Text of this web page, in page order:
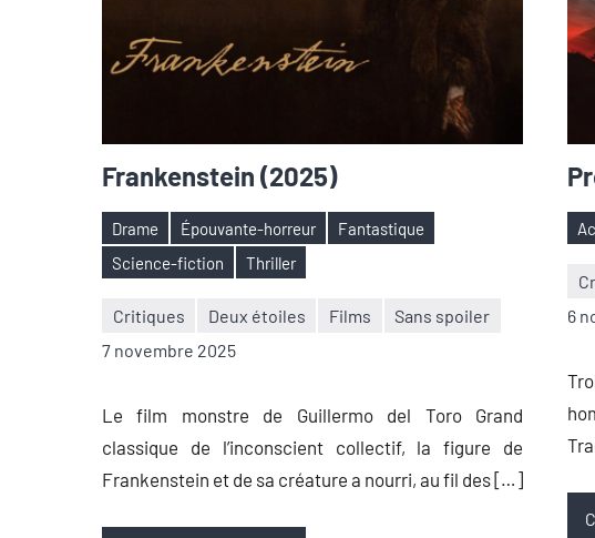
Frankenstein (2025)
Étiquettes
Drame Épouvante-horreur
Fantastique
Science-fiction
Thriller
Critiques Deux étoiles Films
Sans spoiler
7 novembre 2025
Nicolas
Aucun
Le film monstre de Guillermo del Toro Grand
classique de l’inconscient collectif, la figure de
Frankenstein et de sa créature a nourri, au fil des […]
6